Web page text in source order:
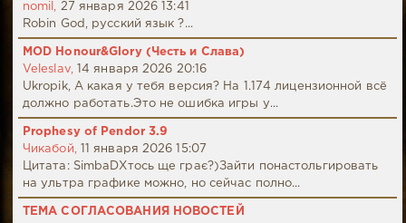
nomil, 27 января 2026 13:41
Robin God, русский язык ?...
MOD Honour&Glory (Честь и Слава)
Veleslav,
14 января 2026 20:16
Ukropik, А какая у тебя версия? На 1.174 лицензионной всё
должно работать.Это не ошибка игры у...
Prophesy of Pendor 3.9
Чикабой,
11 января 2026 15:07
Цитата: SimbaDХтось ще грає?)Зайти понастольгировать
на ультра графике можно, но сейчас полно...
ТЕМА СОГЛАСОВАНИЯ НОВОСТЕЙ